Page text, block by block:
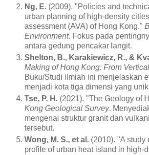
Ng, E. (2009). "Policies and
urban planning of high-density
assessment (AVA) of Hong Kong."
Environment. Fokus pada
antara gedung pencakar langit.
Shelton, B., Karakiewicz, R., &
Making of Hong Kong: From
Buku/Studi ilmiah ini menjelaskan
menjadi kota tiga dimensi yang
Tse, P. H. (2021). "The Geology of
Kong Geological Survey.
mengenai struktur granit dan
tersebut.
Wong, M. S., et al. (2010). "A study
profile of urban heat island in high-